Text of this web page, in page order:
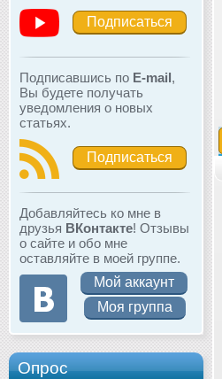
Подписаться
Подписавшись по E-mail,
Вы будете получать
уведомления о новых
статьях.
Подписаться
Добавляйтесь ко мне в
друзья ВКонтакте! Отзывы
о сайте и обо мне
оставляйте в моей группе.
Мой аккаунт
Моя группа
Опрос